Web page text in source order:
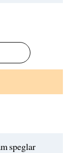
speglar